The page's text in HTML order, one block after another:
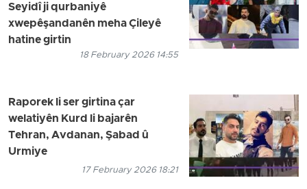
Seyidî ji qurbaniyê
xwepêşandanên meha Çileyê
hatine girtin
18 February 2026 14:55
Raporek li ser girtina çar
welatiyên Kurd li bajarên
Tehran, Avdanan, Şabad û
Urmiye
17 February 2026 18:21